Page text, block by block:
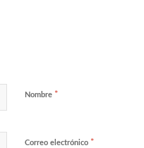
Nombre *
Correo electrónico *